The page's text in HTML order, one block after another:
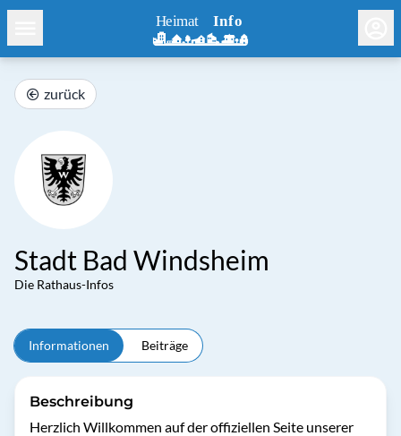
zurück
Stadt Bad Windsheim
Die Rathaus-Infos
Informationen Beiträge
Beschreibung
Herzlich Willkommen auf der offiziellen Seite unserer